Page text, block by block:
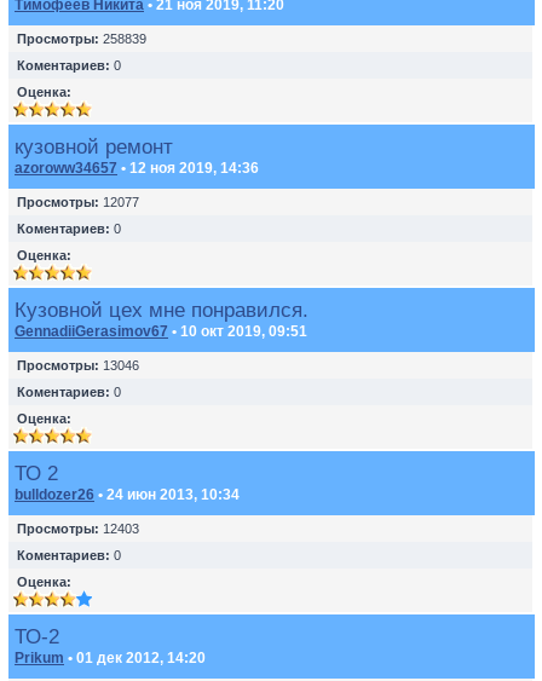
Тимофеев Никита • 21 ноя 2019, 11:20
Просмотры: 258839
Коментариев: 0
Оценка:
кузовной ремонт
azoroww34657 • 12 ноя 2019, 14:36
Просмотры: 12077
Коментариев: 0
Оценка:
Кузовной цех мне понравился.
GennadiiGerasimov67 • 10 окт 2019, 09:51
Просмотры: 13046
Коментариев: 0
Оценка:
ТО 2
bulldozer26 • 24 июн 2013, 10:34
Просмотры: 12403
Коментариев: 0
Оценка:
ТО-2
Prikum • 01 дек 2012, 14:20